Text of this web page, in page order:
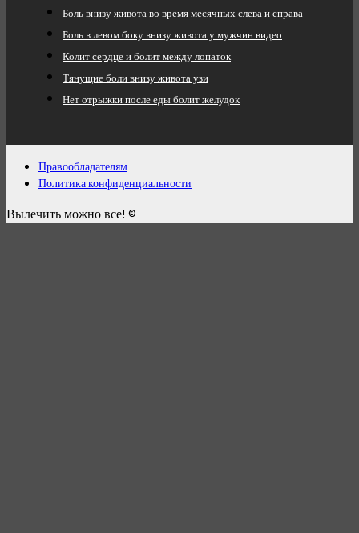
Боль внизу живота во время месячных слева и справа
Боль в левом боку внизу живота у мужчин видео
Колит сердце и болит между лопаток
Тянущие боли внизу живота узи
Нет отрыжки после еды болит желудок
Правообладателям
Политика конфиденциальности
Вылечить можно все! ©